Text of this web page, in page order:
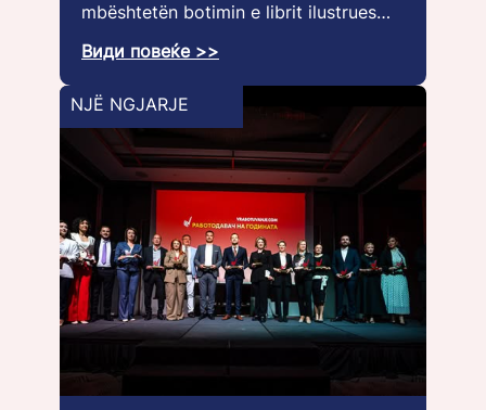
mbështetën botimin e librit ilustrues…
Види повеќе >>
NJË NGJARJE